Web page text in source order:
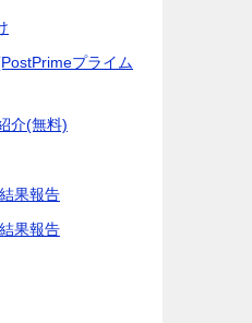
プライム
介(無料)
果報告
果報告